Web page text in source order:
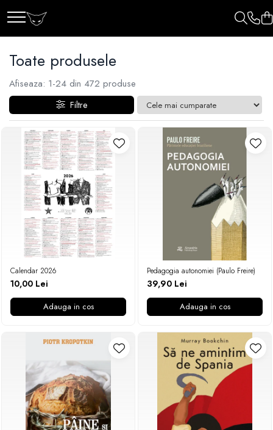
Toate produsele
Afiseaza: 1-24 din 472 produse
Filtre
Calendar 2026
10,00 Lei
Adauga in cos
Pedagogia autonomiei (Paulo Freire)
39,90 Lei
Adauga in cos